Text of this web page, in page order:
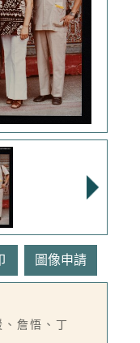
詹悟、丁